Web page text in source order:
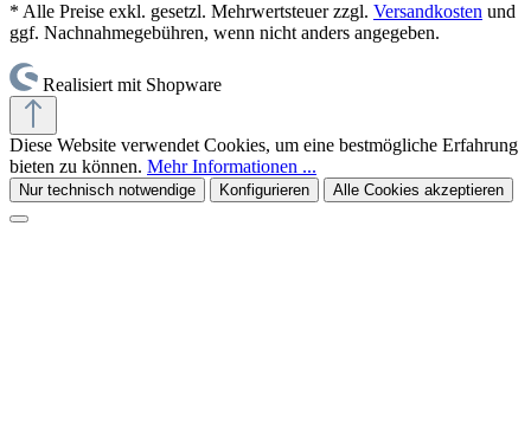
* Alle Preise exkl. gesetzl. Mehrwertsteuer zzgl. Versandkosten und
ggf. Nachnahmegebühren, wenn nicht anders angegeben.
Realisiert mit Shopware
Diese Website verwendet Cookies, um eine bestmögliche Erfahrung
bieten zu können. Mehr Informationen ...
Nur technisch notwendige Konfigurieren Alle Cookies akzeptieren